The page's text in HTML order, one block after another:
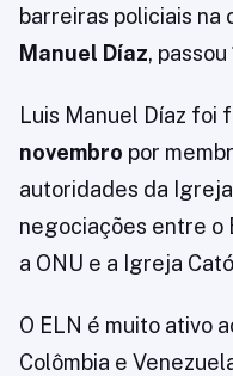
barreiras policiais na
Manuel Díaz, passou
Luis Manuel Díaz foi
novembro por
autoridades da
negociações entre o
a ONU e a Igreja
O ELN é muito ativo
Colômbia e